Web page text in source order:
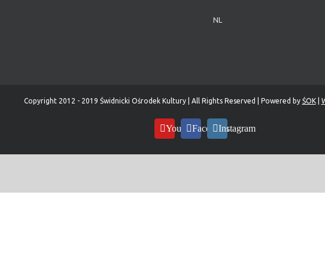
NL
Copyright 2012 - 2019 Świdnicki Ośrodek Kultury | All Rights Reserved | Powered by ŚOK|
YouTubeFacebookInstagram